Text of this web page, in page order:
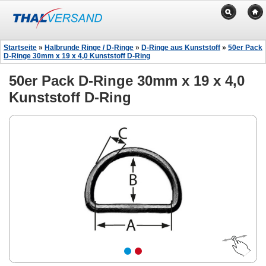
Startseite » Halbrunde Ringe / D-Ringe » D-Ringe aus Kunststoff » 50er Pack
D-Ringe 30mm x 19 x 4,0 Kunststoff D-Ring
50er Pack D-Ringe 30mm x 19 x 4,0
Kunststoff D-Ring